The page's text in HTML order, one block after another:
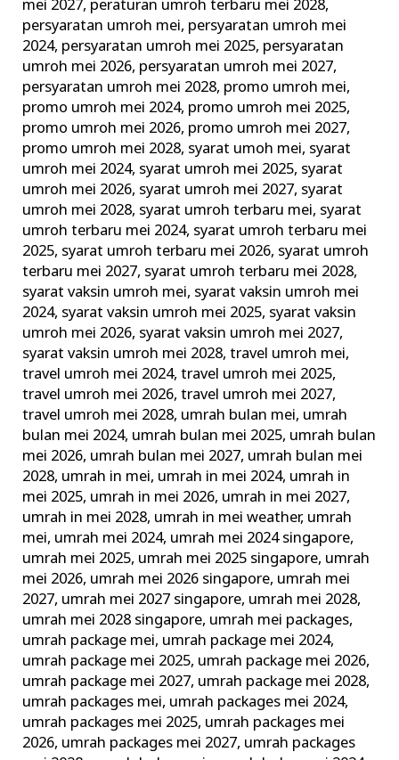
mei 2027, peraturan umroh terbaru mei 2028,
persyaratan umroh mei, persyaratan umroh mei
2024, persyaratan umroh mei 2025, persyaratan
umroh mei 2026, persyaratan umroh mei 2027,
persyaratan umroh mei 2028, promo umroh mei,
promo umroh mei 2024, promo umroh mei 2025,
promo umroh mei 2026, promo umroh mei 2027,
promo umroh mei 2028, syarat umoh mei, syarat
umroh mei 2024, syarat umroh mei 2025, syarat
umroh mei 2026, syarat umroh mei 2027, syarat
umroh mei 2028, syarat umroh terbaru mei, syarat
umroh terbaru mei 2024, syarat umroh terbaru mei
2025, syarat umroh terbaru mei 2026, syarat umroh
terbaru mei 2027, syarat umroh terbaru mei 2028,
syarat vaksin umroh mei, syarat vaksin umroh mei
2024, syarat vaksin umroh mei 2025, syarat vaksin
umroh mei 2026, syarat vaksin umroh mei 2027,
syarat vaksin umroh mei 2028,travel umroh mei,
travel umroh mei 2024,travel umroh mei 2025,
travel umroh mei 2026,travel umroh mei 2027,
travel umroh mei 2028, umrah bulan mei, umrah
bulan mei 2024, umrah bulan mei 2025, umrah bulan
mei 2026, umrah bulan mei 2027, umrah bulan mei
2028, umrah in mei, umrah in mei 2024, umrah in
mei 2025, umrah in mei 2026, umrah in mei 2027,
umrah in mei 2028, umrah in mei weather, umrah
mei, umrah mei 2024, umrah mei 2024 singapore,
umrah mei 2025, umrah mei 2025 singapore, umrah
mei 2026, umrah mei 2026 singapore, umrah mei
2027, umrah mei 2027 singapore, umrah mei 2028,
umrah mei 2028 singapore, umrah mei packages,
umrah package mei, umrah package mei 2024,
umrah package mei 2025, umrah package mei 2026,
umrah package mei 2027, umrah package mei 2028,
umrah packages mei, umrah packages mei 2024,
umrah packages mei 2025, umrah packages mei
2026, umrah packages mei 2027, umrah packages